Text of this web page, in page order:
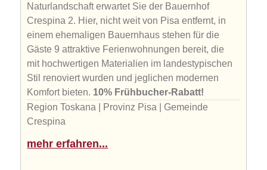
Naturlandschaft erwartet Sie der Bauernhof
Crespina 2. Hier, nicht weit von Pisa entfernt, in
einem ehemaligen Bauernhaus stehen für die
Gäste 9 attraktive Ferienwohnungen bereit, die
mit hochwertigen Materialien im landestypischen
Stil renoviert wurden und jeglichen modernen
Komfort bieten. 10% Frühbucher-Rabatt!
Region Toskana | Provinz Pisa | Gemeinde
Crespina
mehr erfahren...